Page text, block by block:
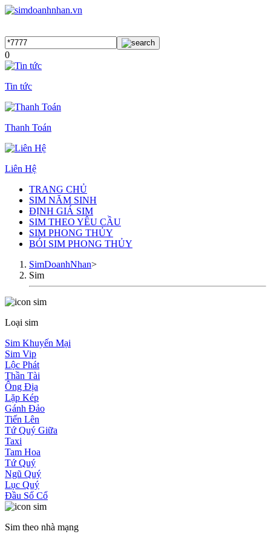
0
Tin tức
Thanh Toán
Liên Hệ
TRANG CHỦ
SIM NĂM SINH
ĐỊNH GIÁ SIM
SIM THEO YÊU CẦU
SIM PHONG THỦY
BÓI SIM PHONG THỦY
SimDoanhNhan>
Sim
Loại sim
Sim Khuyến Mại
Sim Vip
Lộc Phát
Thần Tài
Ông Địa
Lặp Kép
Gánh Đảo
Tiến Lên
Tứ Quý Giữa
Taxi
Tam Hoa
Tứ Quý
Ngũ Quý
Lục Quý
Đầu Số Cổ
Sim theo nhà mạng